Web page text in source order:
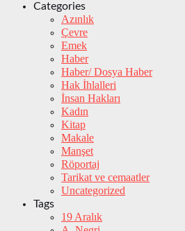
Categories
Azınlık
Çevre
Emek
Haber
Haber/ Dosya Haber
Hak İhlalleri
İnsan Hakları
Kadın
Kitap
Makale
Manşet
Röportaj
Tarikat ve cemaatler
Uncategorized
Tags
19 Aralık